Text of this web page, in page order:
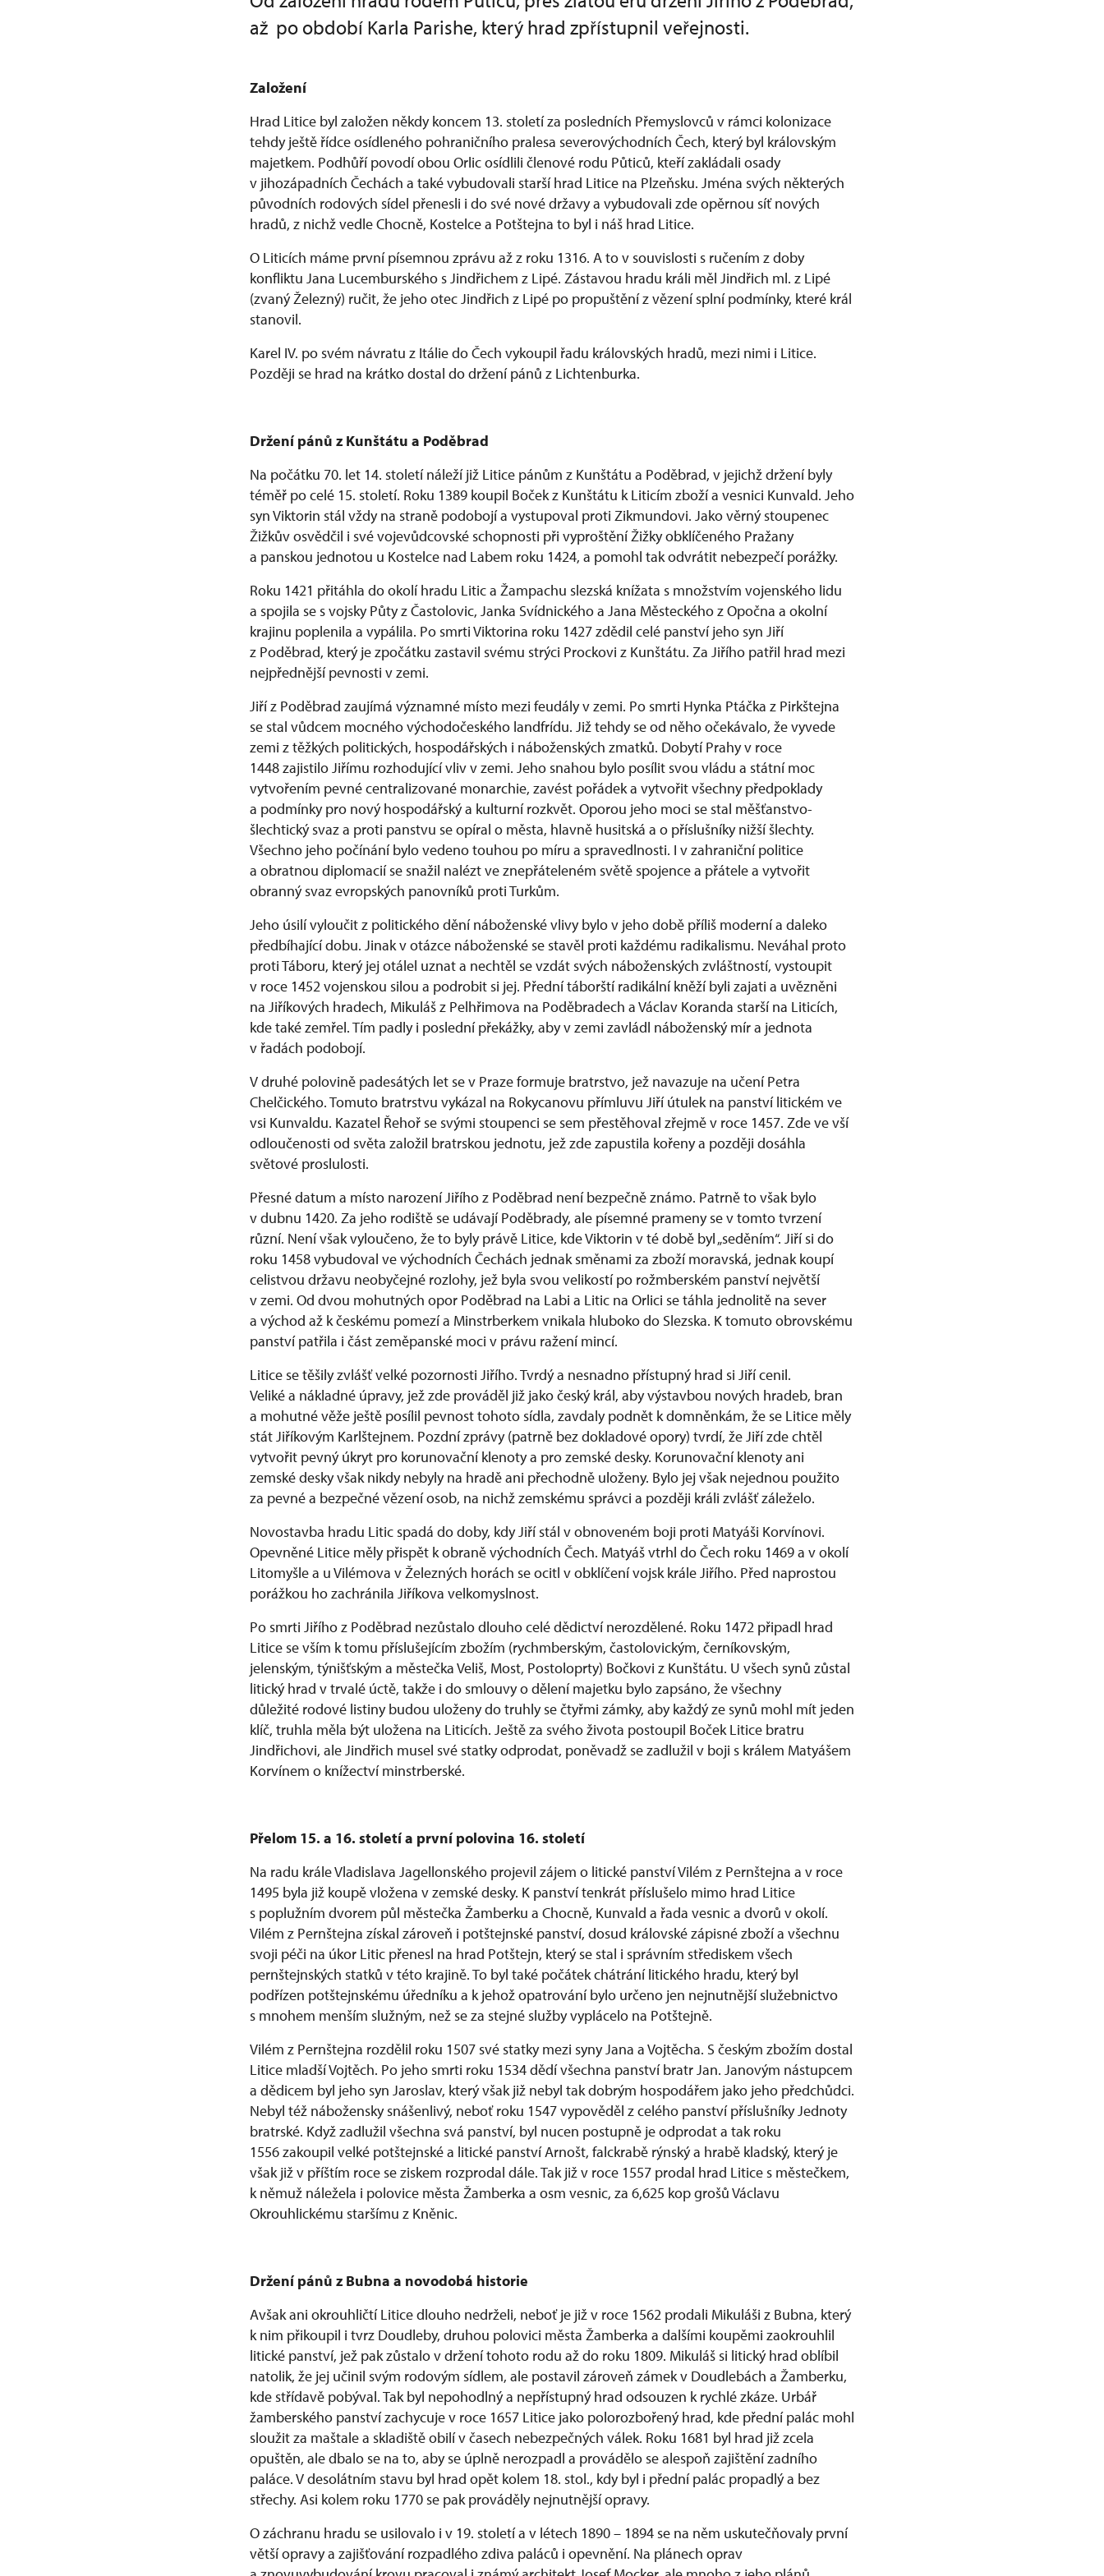
až po období Karla Parishe, který hrad zpřístupnil veřejnosti.
Založení
Hrad Litice byl založen někdy koncem 13. století za posledních Přemyslovců v rámci kolonizace
tehdy ještě řídce osídleného pohraničního pralesa severovýchodních Čech, který byl královským
majetkem. Podhůří povodí obou Orlic osídlili členové rodu Půticů, kteří zakládali osady
v jihozápadních Čechách a také vybudovali starší hrad Litice na Plzeňsku. Jména svých některých
původních rodových sídel přenesli i do své nové državy a vybudovali zde opěrnou síť nových
hradů, z nichž vedle Chocně, Kostelce a Potštejna to byl i náš hrad Litice.
O Liticích máme první písemnou zprávu až z roku 1316. A to v souvislosti s ručením z doby
konfliktu Jana Lucemburského s Jindřichem z Lipé. Zástavou hradu králi měl Jindřich ml. z Lipé
(zvaný Železný) ručit, že jeho otec Jindřich z Lipé po propuštění z vězení splní podmínky, které král
stanovil.
Karel IV. po svém návratu z Itálie do Čech vykoupil řadu královských hradů, mezi nimi i Litice.
Později se hrad na krátko dostal do držení pánů z Lichtenburka.
Držení pánů z Kunštátu a Poděbrad
Na počátku 70. let 14. století náleží již Litice pánům z Kunštátu a Poděbrad, v jejichž držení byly
téměř po celé 15. století. Roku 1389 koupil Boček z Kunštátu k Liticím zboží a vesnici Kunvald. Jeho
syn Viktorin stál vždy na straně podobojí a vystupoval proti Zikmundovi. Jako věrný stoupenec
Žižkův osvědčil i své vojevůdcovské schopnosti při vyproštění Žižky obklíčeného Pražany
a panskou jednotou u Kostelce nad Labem roku 1424, a pomohl tak odvrátit nebezpečí porážky.
Roku 1421 přitáhla do okolí hradu Litic a Žampachu slezská knížata s množstvím vojenského lidu
a spojila se s vojsky Půty z Častolovic, Janka Svídnického a Jana Městeckého z Opočna a okolní
krajinu poplenila a vypálila. Po smrti Viktorina roku 1427 zdědil celé panství jeho syn Jiří
z Poděbrad, který je zpočátku zastavil svému strýci Prockovi z Kunštátu. Za Jiřího patřil hrad mezi
nejpřednější pevnosti v zemi.
Jiří z Poděbrad zaujímá významné místo mezi feudály v zemi. Po smrti Hynka Ptáčka z Pirkštejna
se stal vůdcem mocného východočeského landfrídu. Již tehdy se od něho očekávalo, že vyvede
zemi z těžkých politických, hospodářských i náboženských zmatků. Dobytí Prahy v roce
1448 zajistilo Jiřímu rozhodující vliv v zemi. Jeho snahou bylo posílit svou vládu a státní moc
vytvořením pevné centralizované monarchie, zavést pořádek a vytvořit všechny předpoklady
a podmínky pro nový hospodářský a kulturní rozkvět. Oporou jeho moci se stal měšťanstvo-
šlechtický svaz a proti panstvu se opíral o města, hlavně husitská a o příslušníky nižší šlechty.
Všechno jeho počínání bylo vedeno touhou po míru a spravedlnosti. I v zahraniční politice
a obratnou diplomacií se snažil nalézt ve znepřáteleném světě spojence a přátele a vytvořit
obranný svaz evropských panovníků proti Turkům.
Jeho úsilí vyloučit z politického dění náboženské vlivy bylo v jeho době příliš moderní a daleko
předbíhající dobu. Jinak v otázce náboženské se stavěl proti každému radikalismu. Neváhal proto
proti Táboru, který jej otálel uznat a nechtěl se vzdát svých náboženských zvláštností, vystoupit
v roce 1452 vojenskou silou a podrobit si jej. Přední táborští radikální kněží byli zajati a uvězněni
na Jiříkových hradech, Mikuláš z Pelhřimova na Poděbradech a Václav Koranda starší na Liticích,
kde také zemřel. Tím padly i poslední překážky, aby v zemi zavládl náboženský mír a jednota
v řadách podobojí.
V druhé polovině padesátých let se v Praze formuje bratrstvo, jež navazuje na učení Petra
Chelčického. Tomuto bratrstvu vykázal na Rokycanovu přímluvu Jiří útulek na panství litickém ve
vsi Kunvaldu. Kazatel Řehoř se svými stoupenci se sem přestěhoval zřejmě v roce 1457. Zde ve vší
odloučenosti od světa založil bratrskou jednotu, jež zde zapustila kořeny a později dosáhla
světové proslulosti.
Přesné datum a místo narození Jiřího z Poděbrad není bezpečně známo. Patrně to však bylo
v dubnu 1420. Za jeho rodiště se udávají Poděbrady, ale písemné prameny se v tomto tvrzení
různí. Není však vyloučeno, že to byly právě Litice, kde Viktorin v té době byl „seděním“. Jiří si do
roku 1458 vybudoval ve východních Čechách jednak směnami za zboží moravská, jednak koupí
celistvou državu neobyčejné rozlohy, jež byla svou velikostí po rožmberském panství největší
v zemi. Od dvou mohutných opor Poděbrad na Labi a Litic na Orlici se táhla jednolitě na sever
a východ až k českému pomezí a Minstrberkem vnikala hluboko do Slezska. K tomuto obrovskému
panství patřila i část zeměpanské moci v právu ražení mincí.
Litice se těšily zvlášť velké pozornosti Jiřího. Tvrdý a nesnadno přístupný hrad si Jiří cenil.
Veliké a nákladné úpravy, jež zde prováděl již jako český král, aby výstavbou nových hradeb, bran
a mohutné věže ještě posílil pevnost tohoto sídla, zavdaly podnět k domněnkám, že se Litice měly
stát Jiříkovým Karlštejnem. Pozdní zprávy (patrně bez dokladové opory) tvrdí, že Jiří zde chtěl
vytvořit pevný úkryt pro korunovační klenoty a pro zemské desky. Korunovační klenoty ani
zemské desky však nikdy nebyly na hradě ani přechodně uloženy. Bylo jej však nejednou použito
za pevné a bezpečné vězení osob, na nichž zemskému správci a později králi zvlášť záleželo.
Novostavba hradu Litic spadá do doby, kdy Jiří stál v obnoveném boji proti Matyáši Korvínovi.
Opevněné Litice měly přispět k obraně východních Čech. Matyáš vtrhl do Čech roku 1469 a v okolí
Litomyšle a u Vilémova v Železných horách se ocitl v obklíčení vojsk krále Jiřího. Před naprostou
porážkou ho zachránila Jiříkova velkomyslnost.
Po smrti Jiřího z Poděbrad nezůstalo dlouho celé dědictví nerozdělené. Roku 1472 připadl hrad
Litice se vším k tomu příslušejícím zbožím (rychmberským, častolovickým, černíkovským,
jelenským, týnišťským a městečka Veliš, Most, Postoloprty) Bočkovi z Kunštátu. U všech synů zůstal
litický hrad v trvalé úctě, takže i do smlouvy o dělení majetku bylo zapsáno, že všechny
důležité rodové listiny budou uloženy do truhly se čtyřmi zámky, aby každý ze synů mohl mít jeden
klíč, truhla měla být uložena na Liticích. Ještě za svého života postoupil Boček Litice bratru
Jindřichovi, ale Jindřich musel své statky odprodat, poněvadž se zadlužil v boji s králem Matyášem
Korvínem o knížectví minstrberské.
Přelom 15. a 16. století a první polovina 16. století
Na radu krále Vladislava Jagellonského projevil zájem o litické panství Vilém z Pernštejna a v roce
1495 byla již koupě vložena v zemské desky. K panství tenkrát příslušelo mimo hrad Litice
s poplužním dvorem půl městečka Žamberku a Chocně, Kunvald a řada vesnic a dvorů v okolí.
Vilém z Pernštejna získal zároveň i potštejnské panství, dosud královské zápisné zboží a všechnu
svoji péči na úkor Litic přenesl na hrad Potštejn, který se stal i správním střediskem všech
pernštejnských statků v této krajině. To byl také počátek chátrání litického hradu, který byl
podřízen potštejnskému úředníku a k jehož opatrování bylo určeno jen nejnutnější služebnictvo
s mnohem menším služným, než se za stejné služby vyplácelo na Potštejně.
Vilém z Pernštejna rozdělil roku 1507 své statky mezi syny Jana a Vojtěcha. S českým zbožím dostal
Litice mladší Vojtěch. Po jeho smrti roku 1534 dědí všechna panství bratr Jan. Janovým nástupcem
a dědicem byl jeho syn Jaroslav, který však již nebyl tak dobrým hospodářem jako jeho předchůdci.
Nebyl též nábožensky snášenlivý, neboť roku 1547 vypověděl z celého panství příslušníky Jednoty
bratrské. Když zadlužil všechna svá panství, byl nucen postupně je odprodat a tak roku
1556 zakoupil velké potštejnské a litické panství Arnošt, falckrabě rýnský a hrabě kladský, který je
však již v příštím roce se ziskem rozprodal dále. Tak již v roce 1557 prodal hrad Litice s městečkem,
k němuž náležela i polovice města Žamberka a osm vesnic, za 6,625 kop grošů Václavu
Okrouhlickému staršímu z Kněnic.
Držení pánů z Bubna a novodobá historie
Avšak ani okrouhličtí Litice dlouho nedrželi, neboť je již v roce 1562 prodali Mikuláši z Bubna, který
k nim přikoupil i tvrz Doudleby, druhou polovici města Žamberka a dalšími koupěmi zaokrouhlil
litické panství, jež pak zůstalo v držení tohoto rodu až do roku 1809. Mikuláš si litický hrad oblíbil
natolik, že jej učinil svým rodovým sídlem, ale postavil zároveň zámek v Doudlebách a Žamberku,
kde střídavě pobýval. Tak byl nepohodlný a nepřístupný hrad odsouzen k rychlé zkáze. Urbář
žamberského panství zachycuje v roce 1657 Litice jako polorozbořený hrad, kde přední palác mohl
sloužit za maštale a skladiště obilí v časech nebezpečných válek. Roku 1681 byl hrad již zcela
opuštěn, ale dbalo se na to, aby se úplně nerozpadl a provádělo se alespoň zajištění zadního
paláce. V desolátním stavu byl hrad opět kolem 18. stol., kdy byl i přední palác propadlý a bez
střechy. Asi kolem roku 1770 se pak prováděly nejnutnější opravy.
O záchranu hradu se usilovalo i v 19. století a v létech 1890 – 1894 se na něm uskutečňovaly první
větší opravy a zajišťování rozpadlého zdiva paláců i opevnění. Na plánech oprav